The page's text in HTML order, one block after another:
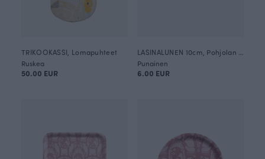
TRIKOOKASSI, Lomapuhteet
Ruskea
50.00 EUR
Punainen
6.00 EUR